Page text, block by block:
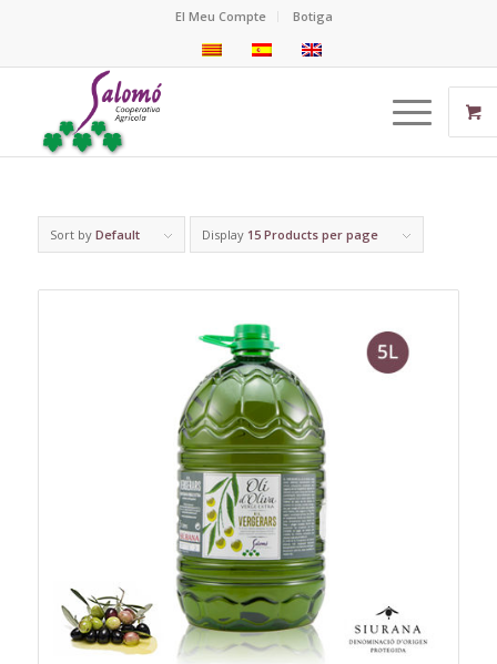
El Meu Compte Botiga
Sort by Default Display 15 Products per page